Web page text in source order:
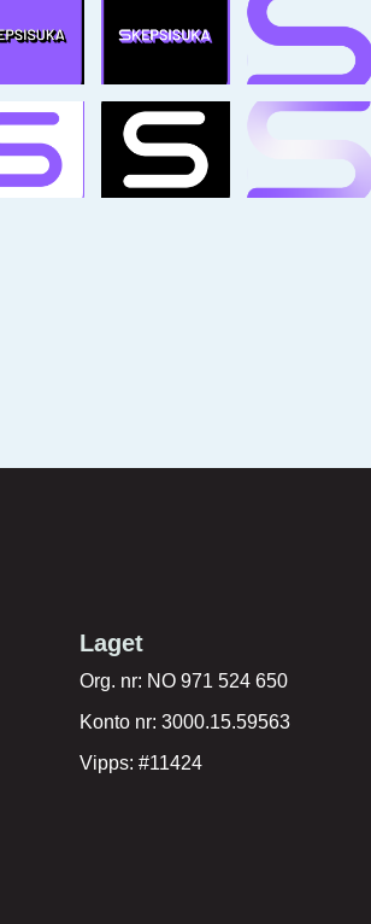
Laget
Org. nr: NO 971 524 650
Konto nr: 3000.15.59563
Vipps: #11424